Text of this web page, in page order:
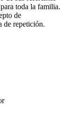
toda la familia.
de
de repetición.